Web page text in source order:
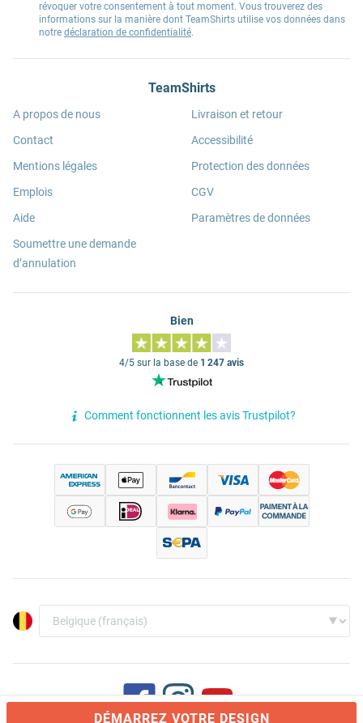
DÉMARREZ VOTRE DESIGN
révoquer votre consentement à tout moment. Vous trouverez des
informations sur la manière dont TeamShirts utilise vos données dans
notre déclaration de confidentialité.
TeamShirts
A propos de nous
Contact
Mentions légales
Emplois
Aide
Soumettre une demande
d’annulation
Livraison et retour
Accessibilité
Protection des données
CGV
Paramètres de données
Bien
4/5 sur la base de 1 247 avis
Comment fonctionnent les avis Trustpilot?